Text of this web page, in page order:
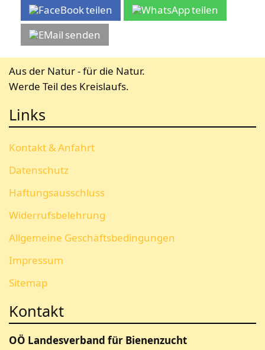
teilen
teilen
senden
Aus der Natur - für die Natur.
Werde Teil des Kreislaufs.
Links
Kontakt & Anfahrt
Datenschutz
Haftungsausschluss
Widerrufsbelehrung
Allgemeine Geschäftsbedingungen
Impressum
Sitemap
Kontakt
OÖ Landesverband für Bienenzucht